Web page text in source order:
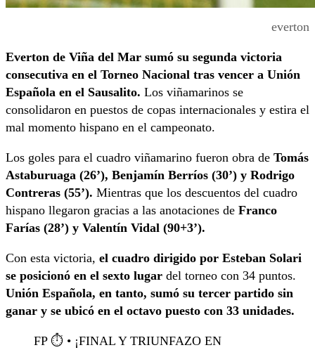
everton
Everton de Viña del Mar sumó su segunda victoria
consecutiva en el Torneo Nacional tras vencer a Unión
Española en el Sausalito. Los viñamarinos se
consolidaron en puestos de copas internacionales y estira el
mal momento hispano en el campeonato.
Los goles para el cuadro viñamarino fueron obra de Tomás
Astaburuaga (26’), Benjamín Berríos (30’) y Rodrigo
Contreras (55’). Mientras que los descuentos del cuadro
hispano llegaron gracias a las anotaciones de Franco
Farías (28’) y Valentín Vidal (90+3’).
Con esta victoria, el cuadro dirigido por Esteban Solari
se posicionó en el sexto lugar del torneo con 34 puntos.
Unión Española, en tanto, sumó su tercer partido sin
ganar y se ubicó en el octavo puesto con 33 unidades.
FP ⏱️ • ¡FINAL Y TRIUNFAZO EN